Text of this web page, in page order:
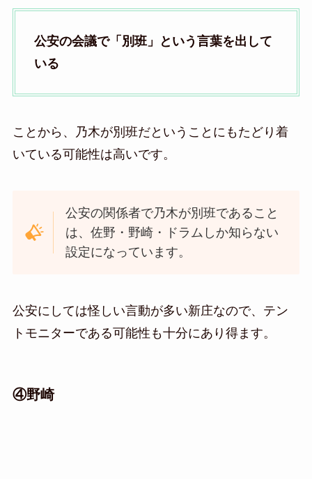
公安の会議で「別班」という言葉を出して
いる
ことから、乃木が別班だということにもたどり着
いている可能性は高いです。
公安の関係者で乃木が別班であること
は、佐野・野崎・ドラムしか知らない
設定になっています。
公安にしては怪しい言動が多い新庄なので、テン
トモニターである可能性も十分にあり得ます。
④野崎